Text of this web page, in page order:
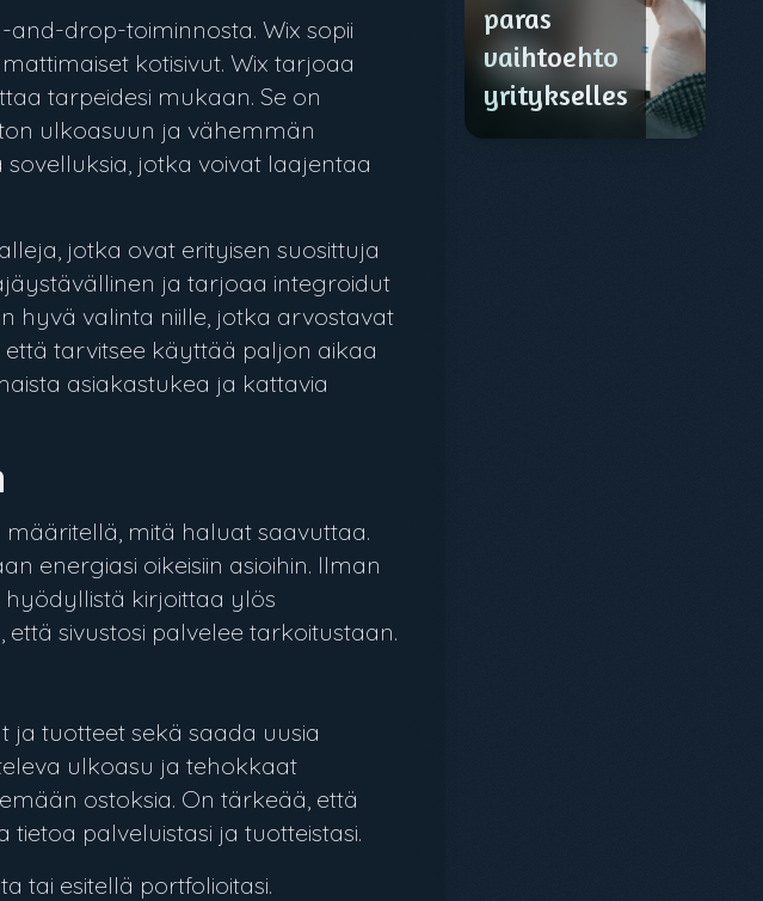
drop-toiminnosta. Wix sopii
kotisivut. Wix tarjoaa
tarpeidesi mukaan. Se on
ulkoasuun ja vähemmän
jotka voivat laajentaa
jotka ovat erityisen suosittuja
ja tarjoaa integroidut
hyvä valinta niille, jotka arvostavat
tarvitsee käyttää paljon aikaa
asiakastukea ja kattavia
mitä haluat saavuttaa.
energiasi oikeisiin asioihin. Ilman
hyödyllistä kirjoittaa ylös
sivustosi palvelee tarkoitustaan.
ja tuotteet sekä saada uusia
ulkoasu ja tehokkaat
ostoksia. On tärkeää, että
palveluistasi ja tuotteistasi.
tai esitellä portfolioitasi.
paras
vaihtoehto
yrityksellesi?